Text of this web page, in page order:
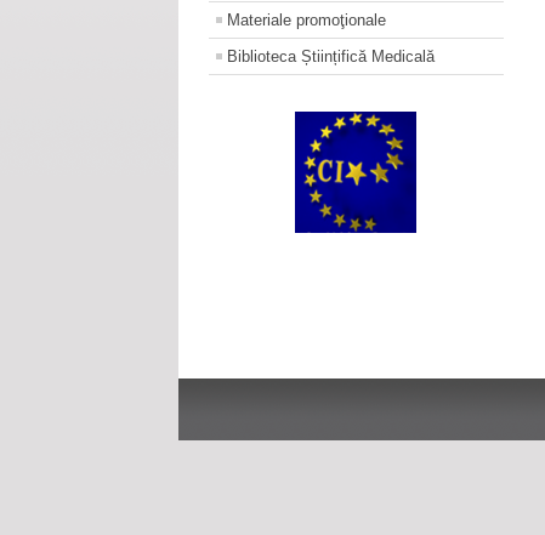
Materiale promoţionale
Biblioteca Științifică Medicală